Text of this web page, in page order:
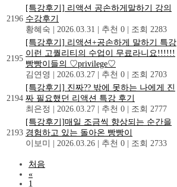
2196
[특강후기] 리액션 공손하게말하기 강의
수강후기
황혜숙
2026.03.31 추천 0 조회 2283
2195
[특강후기] 리액션+공손하게 말하기 특강
이런 고퀄리티의 수업이 무료라니요!!!!!!
빵빵이들의 ♡privilege♡
김연영
2026.03.27 추천 0 조회 2703
2194
[특강후기] 진짜?? 밖에 못하는 나에게 진
짜 필요했던 리액션 특강 후기
최은정
2026.03.27 추천 0 조회 2777
2193
[특강후기]매일 조금씩 향상되는 순간을
경험하고 있는 돌아온 빵빵이
이보미
2026.03.26 추천 0 조회 2733
처음
«
1